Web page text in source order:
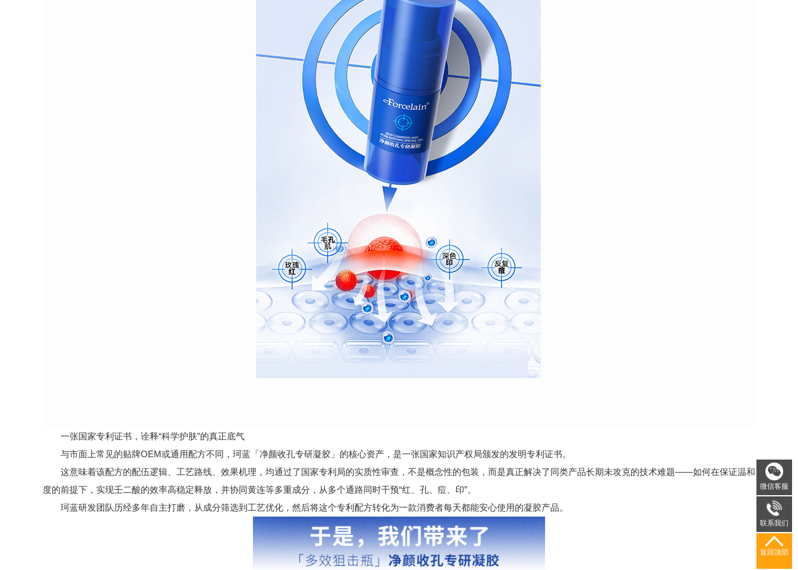
一张国家专利证书，诠释“科学护肤”的真正底气
与市面上常见的贴牌OEM或通用配方不同，珂蓝「净颜收孔专研凝胶」的核心资产，是一张国家知识产权局颁发的发明专利证书。
这意味着该配方的配伍逻辑、工艺路线、效果机理，均通过了国家专利局的实质性审查，不是概念性的包装，而是真正解决了同类产品长期未攻克的技术难题——如何在保证温和
度的前提下，实现壬二酸的效率高稳定释放，并协同黄连等多重成分，从多个通路同时干预“红、孔、痘、印”。
珂蓝研发团队历经多年自主打磨，从成分筛选到工艺优化，然后将这个专利配方转化为一款消费者每天都能安心使用的凝胶产品。
微信客服
联系我们
返回顶部